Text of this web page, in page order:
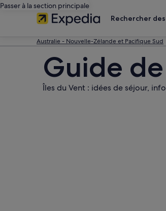
Passer à la section principale
Rechercher
Australie - Nouvelle-Zélande et Pacifique Sud
Guide
Îles du Vent : idées de séjour,